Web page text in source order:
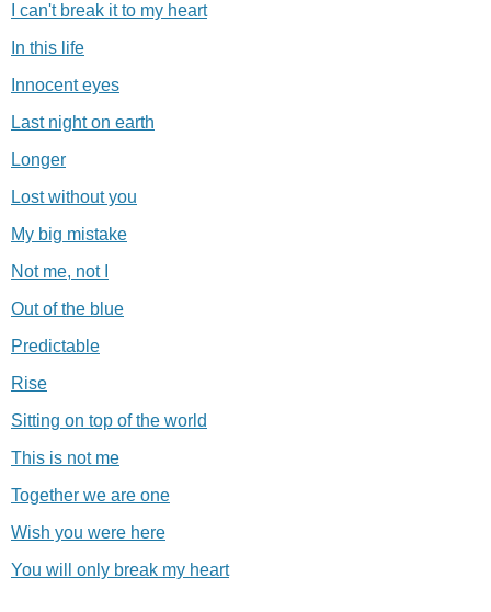
I can't break it to my heart
In this life
Innocent eyes
Last night on earth
Longer
Lost without you
My big mistake
Not me, not I
Out of the blue
Predictable
Rise
Sitting on top of the world
This is not me
Together we are one
Wish you were here
You will only break my heart